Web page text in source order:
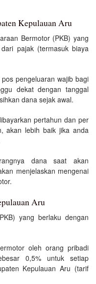
Kepulauan Aru
Bermotor (PKB) yang
pajak (termasuk biaya
pengeluaran wajib bagi
dekat dengan tanggal
dana sejak awal.
pertahun dan per
akan lebih baik jika anda
dana saat akan
menjelaskan mengenai
Aru
yang berlaku dengan
oleh orang pribadi
0,5% untuk setiap
Kepulauan Aru (tarif